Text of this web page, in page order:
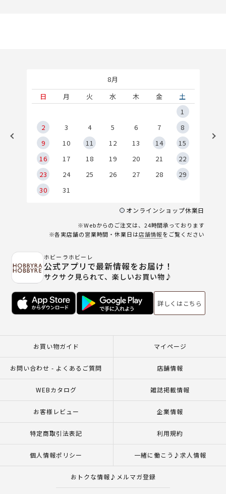
8月
日
月 火 水 木 金
土
1
2
3 4 5 6 7
8
9
10 11 12 13 14
15
16
17 18 19 20 21
22
23
24 25 26 27 28
29
30
31
オンラインショップ休業日
※Webからのご注文は、24時間承っております
※各実店舗の営業時間・休業日は店舗情報をご覧ください
ホビーラホビーレ
公式アプリで最新情報をお届け！
サクサク見られて、楽しいお買い物♪
詳しくはこちら
お買い物ガイド マイページ
お問い合わせ - よくあるご質問 店舗情報
WEBカタログ 雑誌掲載情報
お客様レビュー 企業情報
特定商取引法表記 利用規約
個人情報ポリシー 一緒に働こう♪求人情報
おトクな情報♪メルマガ登録